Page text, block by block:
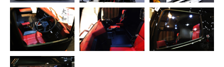
Contact